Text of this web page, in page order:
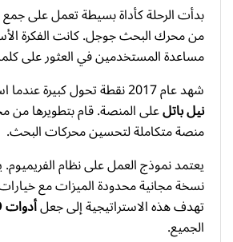
بدأت الرحلة كأداة بسيطة تعمل على
من محرك البحث جوجل. كانت الفكرة
مساعدة المستخدمين في العثور على
شهد عام 2017 نقطة تحول كبيرة عندما استحوذ رائد الأعمال
نيل باتلعلى المنصة. قام بتطويرها من
منصة متكاملة لتحسين محركات البحث.
يعتمد نموذج العمل على نظام الفريميوم.
نسخة مجانية محدودة الميزات مع
تهدف هذه الاستراتيجية إلى جعلأدوات SEO
الجميع.